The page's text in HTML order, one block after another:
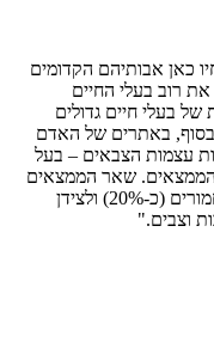
בה חיו כאן אבותיהם הקדומים
את רוב בעלי החיים
בעלי חיים גדולים
באתרים של האדם
זמננו, מהוות עצמות הצבאים – בעל
שמשקלו כ-30-20 ק"ג בלבד, כ-70% מהממצאים. שאר הממצאים
באתרים מאוחרים אלה מורכבים מעצמות יחמורים (כ-20%) ולצידן
וצבים."